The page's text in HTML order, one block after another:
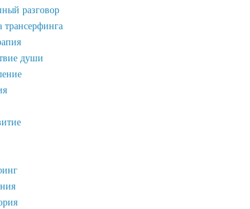
разговор
трансерфинга
души